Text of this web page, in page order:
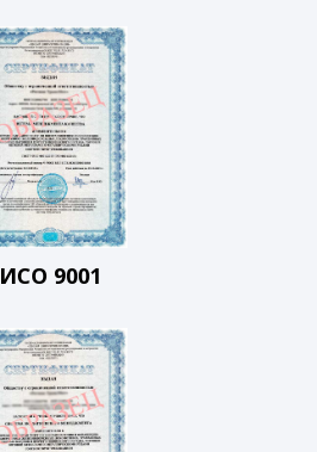
ИСО 9001